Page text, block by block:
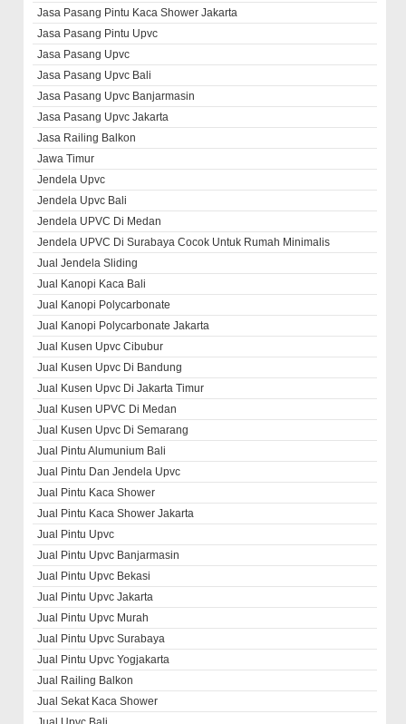
Jasa Pasang Pintu Kaca Shower Jakarta
Jasa Pasang Pintu Upvc
Jasa Pasang Upvc
Jasa Pasang Upvc Bali
Jasa Pasang Upvc Banjarmasin
Jasa Pasang Upvc Jakarta
Jasa Railing Balkon
Jawa Timur
Jendela Upvc
Jendela Upvc Bali
Jendela UPVC Di Medan
Jendela UPVC Di Surabaya Cocok Untuk Rumah Minimalis
Jual Jendela Sliding
Jual Kanopi Kaca Bali
Jual Kanopi Polycarbonate
Jual Kanopi Polycarbonate Jakarta
Jual Kusen Upvc Cibubur
Jual Kusen Upvc Di Bandung
Jual Kusen Upvc Di Jakarta Timur
Jual Kusen UPVC Di Medan
Jual Kusen Upvc Di Semarang
Jual Pintu Alumunium Bali
Jual Pintu Dan Jendela Upvc
Jual Pintu Kaca Shower
Jual Pintu Kaca Shower Jakarta
Jual Pintu Upvc
Jual Pintu Upvc Banjarmasin
Jual Pintu Upvc Bekasi
Jual Pintu Upvc Jakarta
Jual Pintu Upvc Murah
Jual Pintu Upvc Surabaya
Jual Pintu Upvc Yogjakarta
Jual Railing Balkon
Jual Sekat Kaca Shower